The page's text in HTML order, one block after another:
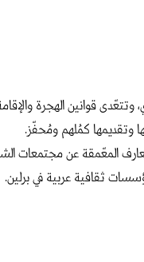
وتتعّدى قوانين الهجرة
وتقديمها كمُلهم ومُحفّز.
عن مجتمعات
ثقافية عربية في برلين.